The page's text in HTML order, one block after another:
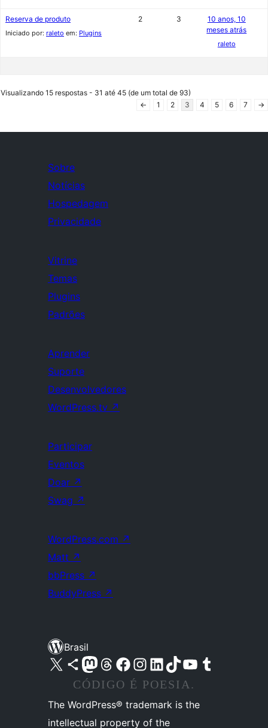
Reserva de produto
Iniciado por: raleto em: Plugins
2 3
10 anos, 10
meses atrás
raleto
Visualizando 15 respostas - 31 até 45 (de um total de 93)
←
1 2 3 4 5 6 7 →
Sobre
Notícias
Hospedagem
Privacidade
Vitrine
Temas
Plugins
Padrões
Aprender
Suporte
Desenvolvedores
WordPress.tv ↗
Participar
Eventos
Doar ↗
Swag ↗
WordPress.com ↗
Matt ↗
bbPress ↗
BuddyPress ↗
Brasil
Acessar nossa conta do X (antigo Twitter)
Acessar nossa conta do Bluesky
Acessar nossa conta do Mastodon
Acessar nossa conta do Threads
Acessar nossa página do Facebook
Acessar nossa conta do Instagram
Acessar nossa conta do LinkedIn
Acessar nossa conta do TikTok
Acessar nosso canal do YouTube
Acessar nossa conta no Tumblr
CÓDIGO É POESIA.
The WordPress® trademark is the
intellectual property of the